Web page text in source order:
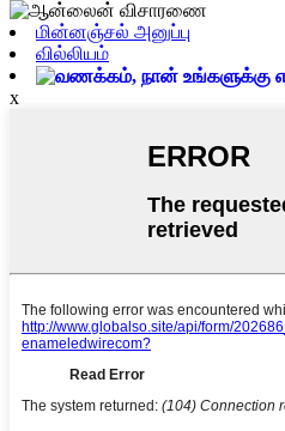
மின்னஞ்சல் அனுப்பு
வில்லியம்
x